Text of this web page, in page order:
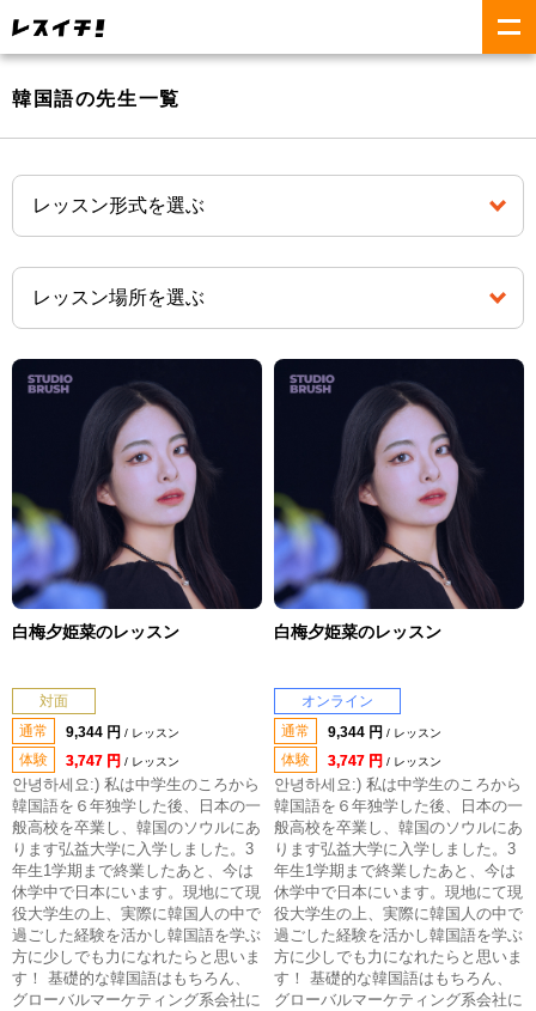
韓国語の先生一覧
白梅夕姫菜のレッスン
対面
通常
9,344 円 / レッスン
体験 3,747 円 / レッスン
안녕하세요:) 私は中学生のころから
韓国語を６年独学した後、日本の一
般高校を卒業し、韓国のソウルにあ
ります弘益大学に入学しました。3
年生1学期まで終業したあと、今は
休学中で日本にいます。現地にて現
役大学生の上、実際に韓国人の中で
過ごした経験を活かし韓国語を学ぶ
方に少しでも力になれたらと思いま
す！ 基礎的な韓国語はもちろん、
グローバルマーケティング系会社に
白梅夕姫菜のレッスン
オンライン
通常
9,344 円 / レッスン
体験 3,747 円 / レッスン
안녕하세요:) 私は中学生のころから
韓国語を６年独学した後、日本の一
般高校を卒業し、韓国のソウルにあ
ります弘益大学に入学しました。3
年生1学期まで終業したあと、今は
休学中で日本にいます。現地にて現
役大学生の上、実際に韓国人の中で
過ごした経験を活かし韓国語を学ぶ
方に少しでも力になれたらと思いま
す！ 基礎的な韓国語はもちろん、
グローバルマーケティング系会社に